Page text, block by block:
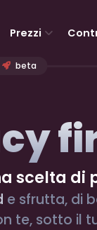
Prezzi
beta
scelta di
e sfrutta, di
te, sotto il